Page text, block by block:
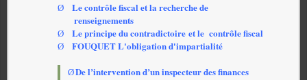
Ø
Le contrôle fiscal et la recherche de
renseignements
Ø Le principe du contradictoire et le contrôle fiscal
Ø FOUQUET L'obligation d'impartialité
ØDe l’intervention d’un inspecteur des finances